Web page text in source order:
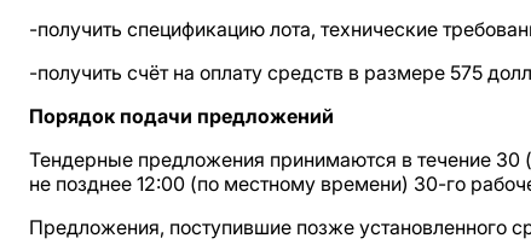
-получить спецификацию лота, технические
-получить счёт на оплату средств в размере 575
Порядок подачи предложений
Тендерные предложения принимаются в течение 30
не позднее 12:00 (по местному времени) 30-го
Предложения, поступившие позже установленного